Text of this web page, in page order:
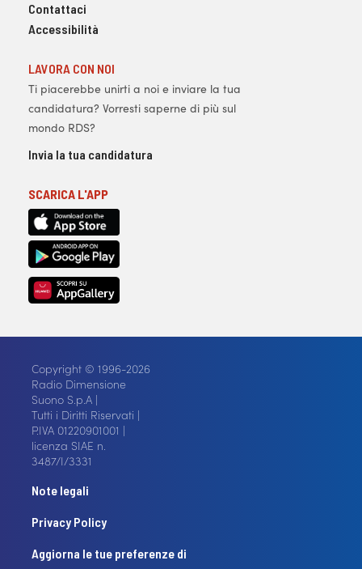
Contattaci
Accessibilità
LAVORA CON NOI
Ti piacerebbe unirti a noi e inviare la tua
candidatura? Vorresti saperne di più sul
mondo RDS?
Invia la tua candidatura
SCARICA L'APP
Copyright © 1996-2026
Radio Dimensione
Suono S.p.A |
Tutti i Diritti Riservati |
P.IVA 01220901001 |
licenza SIAE n.
3487/I/3331
Note legali
Privacy Policy
Aggiorna le tue preferenze di